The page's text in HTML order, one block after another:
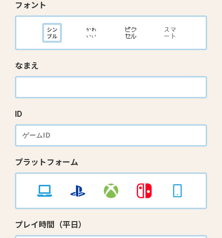
フォント
なまえ
ID
プラットフォーム
プレイ時間（平日）